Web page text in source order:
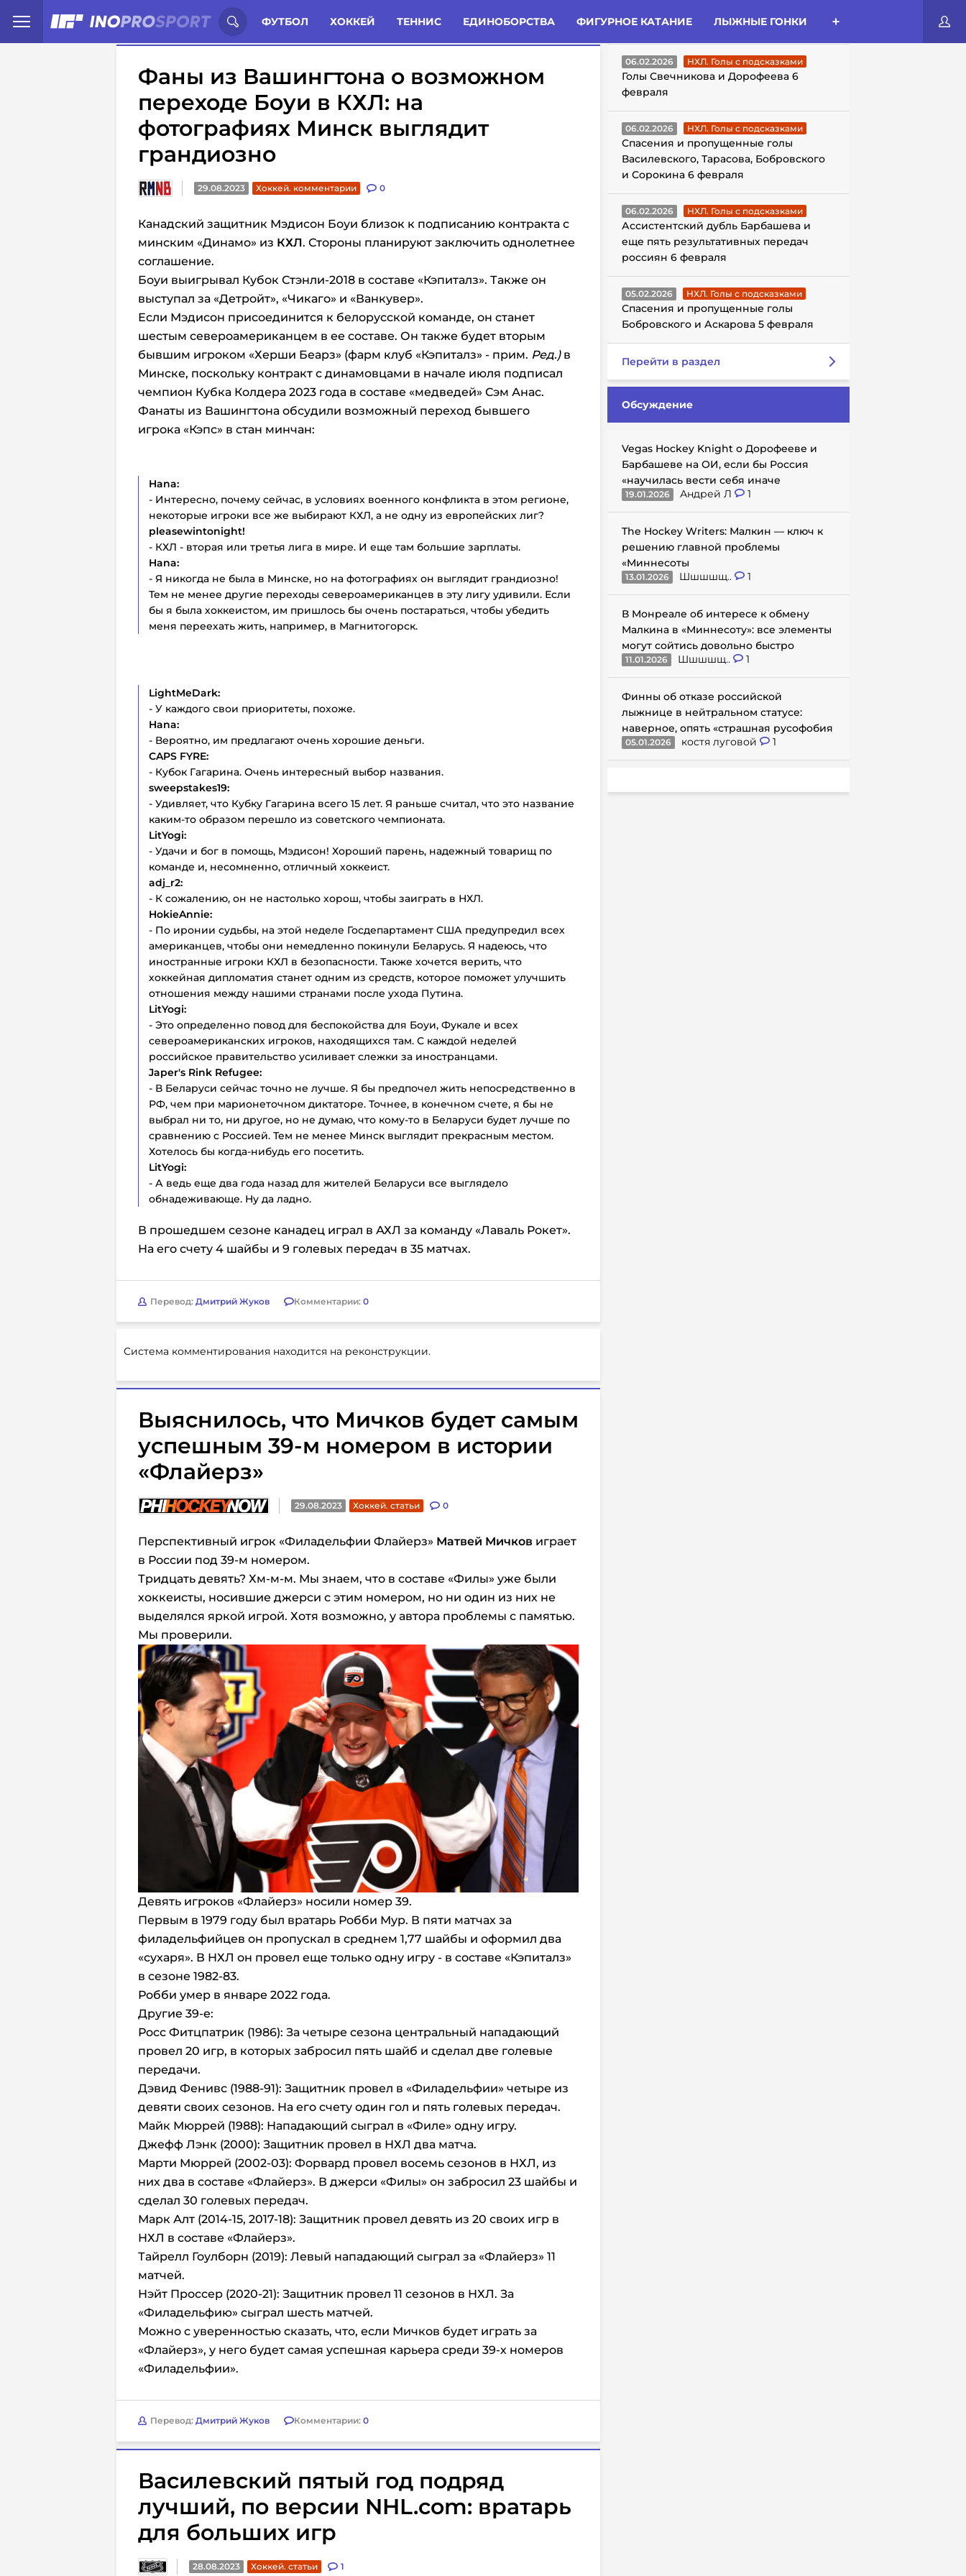
ФУТБОЛ ХОККЕЙ ТЕННИС ЕДИНОБОРСТВА ФИГУРНОЕ КАТАНИЕ ЛЫЖНЫЕ ГОНКИ
Иностранцы о спорте России: Статьи Комменты Новости
Фаны из Вашингтона о возможном
переходе Боуи в КХЛ: на
фотографиях Минск выглядит
грандиозно
29.08.2023 Хоккей. комментарии 0
Канадский защитник Мэдисон Боуи близок к подписанию контракта с
минским «Динамо» из КХЛ. Стороны планируют заключить однолетнее
соглашение.
Боуи выигрывал Кубок Стэнли-2018 в составе «Кэпиталз». Также он
выступал за «Детройт», «Чикаго» и «Ванкувер».
Если Мэдисон присоединится к белорусской команде, он станет
шестым североамериканцем в ее составе. Он также будет вторым
бывшим игроком «Херши Беарз» (фарм клуб «Кэпиталз» - прим. Ред.)в
Минске, поскольку контракт с динамовцами в начале июля подписал
чемпион Кубка Колдера 2023 года в составе «медведей» Сэм Анас.
Фанаты из Вашингтона обсудили возможный переход бывшего
игрока «Кэпс» в стан минчан:
Hana:
- Интересно, почему сейчас, в условиях военного конфликта в этом регионе,
некоторые игроки все же выбирают КХЛ, а не одну из европейских лиг?
pleasewintonight!
- КХЛ - вторая или третья лига в мире. И еще там большие зарплаты.
Hana:
- Я никогда не была в Минске, но на фотографиях он выглядит грандиозно!
Тем не менее другие переходы североамериканцев в эту лигу удивили. Если
бы я была хоккеистом, им пришлось бы очень постараться, чтобы убедить
меня переехать жить, например, в Магнитогорск.
LightMeDark:
- У каждого свои приоритеты, похоже.
Hana:
- Вероятно, им предлагают очень хорошие деньги.
CAPS FYRE:
- Кубок Гагарина. Очень интересный выбор названия.
sweepstakes19:
- Удивляет, что Кубку Гагарина всего 15 лет. Я раньше считал, что это название
каким-то образом перешло из советского чемпионата.
LitYogi:
- Удачи и бог в помощь, Мэдисон! Хороший парень, надежный товарищ по
команде и, несомненно, отличный хоккеист.
adj_r2:
- К сожалению, он не настолько хорош, чтобы заиграть в НХЛ.
HokieAnnie:
- По иронии судьбы, на этой неделе Госдепартамент США предупредил всех
американцев, чтобы они немедленно покинули Беларусь. Я надеюсь, что
иностранные игроки КХЛ в безопасности. Также хочется верить, что
хоккейная дипломатия станет одним из средств, которое поможет улучшить
отношения между нашими странами после ухода Путина.
LitYogi:
- Это определенно повод для беспокойства для Боуи, Фукале и всех
североамериканских игроков, находящихся там. С каждой неделей
российское правительство усиливает слежки за иностранцами.
Japer's Rink Refugee:
- В Беларуси сейчас точно не лучше. Я бы предпочел жить непосредственно в
РФ, чем при марионеточном диктаторе. Точнее, в конечном счете, я бы не
выбрал ни то, ни другое, но не думаю, что кому-то в Беларуси будет лучше по
сравнению с Россией. Тем не менее Минск выглядит прекрасным местом.
Хотелось бы когда-нибудь его посетить.
LitYogi:
- А ведь еще два года назад для жителей Беларуси все выглядело
обнадеживающе. Ну да ладно.
В прошедшем сезоне канадец играл в АХЛ за команду «Лаваль Рокет».
На его счету 4 шайбы и 9 голевых передач в 35 матчах.
Перевод: Дмитрий Жуков Комментарии: 0
Система комментирования находится на реконструкции.
Выяснилось, что Мичков будет самым
успешным 39-м номером в истории
«Флайерз»
29.08.2023 Хоккей. статьи 0
Перспективный игрок «Филадельфии Флайерз» Матвей Мичков играет
в России под 39-м номером.
Тридцать девять? Хм-м-м. Мы знаем, что в составе «Филы» уже были
хоккеисты, носившие джерси с этим номером, но ни один из них не
выделялся яркой игрой. Хотя возможно, у автора проблемы с памятью.
Мы проверили.
Девять игроков «Флайерз» носили номер 39.
Первым в 1979 году был вратарь Робби Мур. В пяти матчах за
филадельфийцев он пропускал в среднем 1,77 шайбы и оформил два
«сухаря». В НХЛ он провел еще только одну игру - в составе «Кэпиталз»
в сезоне 1982-83.
Робби умер в январе 2022 года.
Другие 39-е:
Росс Фитцпатрик (1986): За четыре сезона центральный нападающий
провел 20 игр, в которых забросил пять шайб и сделал две голевые
передачи.
Дэвид Фенивс (1988-91): Защитник провел в «Филадельфии» четыре из
девяти своих сезонов. На его счету один гол и пять голевых передач.
Майк Мюррей (1988): Нападающий сыграл в «Филе» одну игру.
Джефф Лэнк (2000): Защитник провел в НХЛ два матча.
Марти Мюррей (2002-03): Форвард провел восемь сезонов в НХЛ, из
них два в составе «Флайерз». В джерси «Филы» он забросил 23 шайбы и
сделал 30 голевых передач.
Марк Алт (2014-15, 2017-18): Защитник провел девять из 20 своих игр в
НХЛ в составе «Флайерз».
Тайрелл Гоулборн (2019): Левый нападающий сыграл за «Флайерз» 11
матчей.
Нэйт Проссер (2020-21): Защитник провел 11 сезонов в НХЛ. За
«Филадельфию» сыграл шесть матчей.
Можно с уверенностью сказать, что, если Мичков будет играть за
«Флайерз», у него будет самая успешная карьера среди 39-х номеров
«Филадельфии».
Перевод: Дмитрий Жуков Комментарии: 0
Василевский пятый год подряд
лучший, по версии NHL.com: вратарь
для больших игр
28.08.2023 Хоккей. статьи 1
ГОЛЫ С ПОДСКАЗКАМИ
06.02.2026 НХЛ. Голы с подсказками
Голы Свечникова и Дорофеева 6
февраля
06.02.2026 НХЛ. Голы с подсказками
Спасения и пропущенные голы
Василевского, Тарасова, Бобровского
и Сорокина 6 февраля
06.02.2026 НХЛ. Голы с подсказками
Ассистентский дубль Барбашева и
еще пять результативных передач
россиян 6 февраля
05.02.2026 НХЛ. Голы с подсказками
Спасения и пропущенные голы
Бобровского и Аскарова 5 февраля
Перейти в раздел
Обсуждение
Vegas Hockey Knight о Дорофееве и
Барбашеве на ОИ, если бы Россия
«научилась вести себя иначе
19.01.2026 Андрей Л 1
The Hockey Writers: Малкин — ключ к
решению главной проблемы
«Миннесоты
13.01.2026 Шшшшщ.. 1
В Монреале об интересе к обмену
Малкина в «Миннесоту»: все элементы
могут сойтись довольно быстро
11.01.2026 Шшшшщ.. 1
Финны об отказе российской
лыжнице в нейтральном статусе:
наверное, опять «страшная русофобия
05.01.2026 костя луговой 1